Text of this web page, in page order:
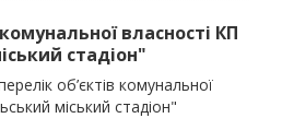
власності КП
стадіон"
об’єктів комунальної
міський стадіон"